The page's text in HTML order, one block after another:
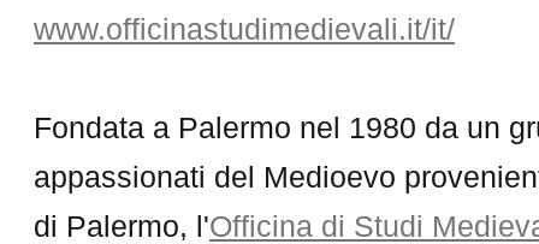
www.officinastudimedievali.it/it/
Fondata a Palermo nel 1980 da un
appassionati del Medioevo
di Palermo, l'Officina di Studi